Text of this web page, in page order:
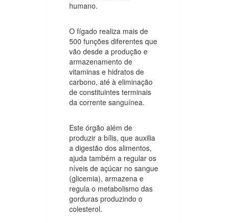
humano.
O fígado realiza mais de
500 funções diferentes que
vão desde a produção e
armazenamento de
vitaminas e hidratos de
carbono, até à eliminação
de constituintes terminais
da corrente sanguínea.
Este órgão além de
produzir a bílis, que auxilia
a digestão dos alimentos,
ajuda também a regular os
níveis de açúcar no sangue
(glicemia), armazena e
regula o metabolismo das
gorduras produzindo o
colesterol.